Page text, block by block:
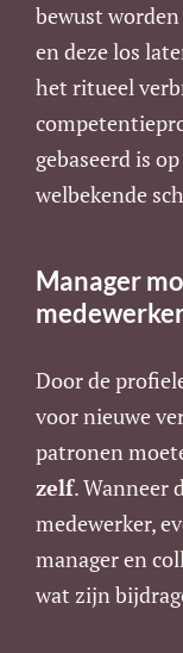
bewust
en deze los
het ritueel
gebaseerd is
welbekende
Manager
Door de
voor nieuwe
patronen
zelf. Wanneer
medewerker,
manager en
wat zijn